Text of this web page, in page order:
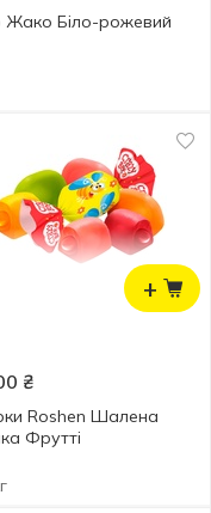
Жако Біло-рожевий
+
₴
Roshen Шалена
Фрутті